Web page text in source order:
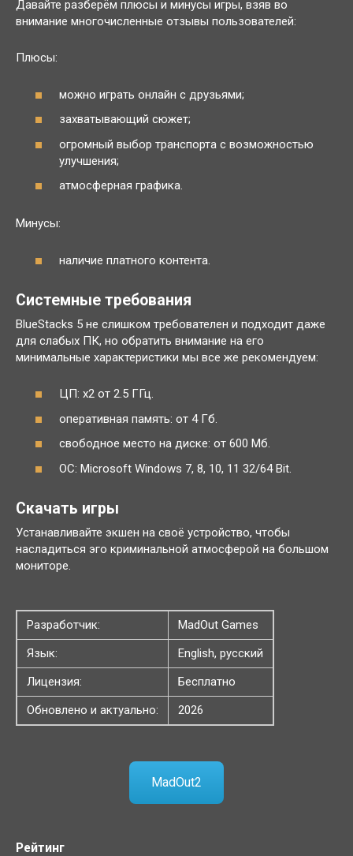
Давайте разберём плюсы и минусы игры, взяв во
внимание многочисленные отзывы пользователей:
Плюсы:
можно играть онлайн с друзьями;
захватывающий сюжет;
огромный выбор транспорта с возможностью
улучшения;
атмосферная графика.
Минусы:
наличие платного контента.
Системные требования
BlueStacks 5 не слишком требователен и подходит даже
для слабых ПК, но обратить внимание на его
минимальные характеристики мы все же рекомендуем:
ЦП: x2 от 2.5 ГГц.
оперативная память: от 4 Гб.
свободное место на диске: от 600 Мб.
ОС: Microsoft Windows 7, 8, 10, 11 32/64 Bit.
Скачать игры
Устанавливайте экшен на своё устройство, чтобы
насладиться эго криминальной атмосферой на большом
мониторе.
Разработчик:
MadOut Games
Язык:
English, русский
Лицензия:
Бесплатно
Обновлено и актуально:
2026
MadOut2
Рейтинг